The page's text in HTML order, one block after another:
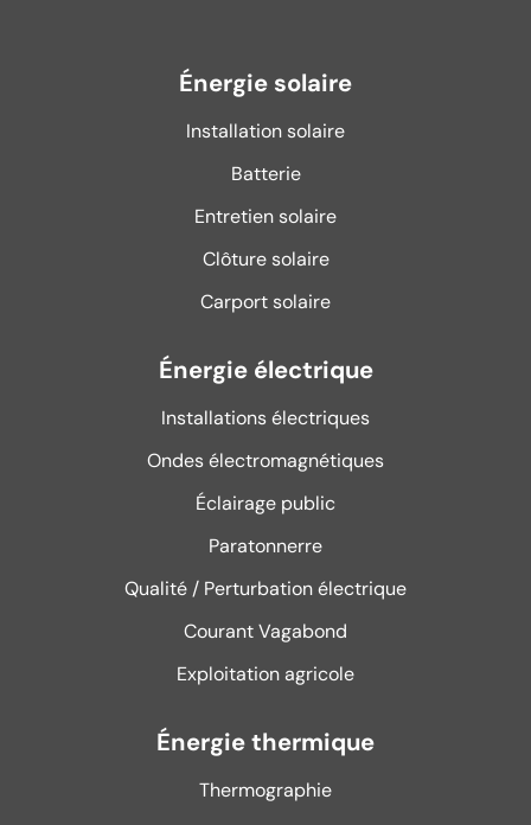
Énergie solaire
Installation solaire
Batterie
Entretien solaire
Clôture solaire
Carport solaire
Énergie électrique
Installations électriques
Ondes électromagnétiques
Éclairage public
Paratonnerre
Qualité / Perturbation électrique
Courant Vagabond
Exploitation agricole
Énergie thermique
Thermographie